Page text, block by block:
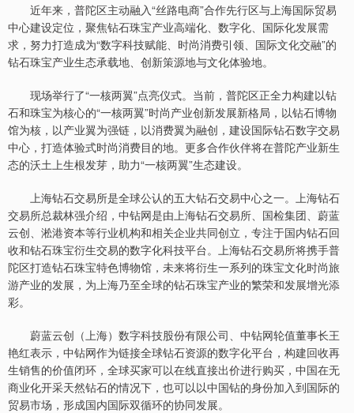
近年来，普陀区主动融入“丝路电商”合作先行区与上海国际贸易
中心建设定位，聚焦钻石珠宝产业高端化、数字化、国际化发展需
求，努力打造成为“数字科技赋能、时尚消费引领、国际文化交融”的
钻石珠宝产业生态承载地、创新策源地与文化体验地。
现场举行了“一核两翼”点亮仪式。当前，普陀区正全力构建以钻
石和珠宝为核心的“一核两翼”时尚产业创新发展新格局，以钻石博物
馆为核，以产业翼为强链，以消费翼为融创，建设国际钻石数字交易
中心，打造体验式时尚消费目的地。更多合作伙伴将在普陀产业新生
态的沃土上生根发芽，助力“一核两翼”生态建设。
上海钻石交易所是全球公认的五大钻石交易中心之一。上海钻石
交易所总裁林强介绍，中钻网是由上海钻石交易所、国检集团、蔚蓝
云创、淞港资本等行业机构和相关企业共同创立，专注于国内钻石回
收和钻石珠宝衍生交易的数字化科技平台。上海钻石交易所将携手普
陀区打造钻石珠宝特色博物馆，未来将衍生一系列的珠宝文化时尚旅
游产业的发展，为上海乃至全球的钻石珠宝产业的繁荣和发展增光添
彩。
蔚蓝云创（上海）数字科技股份有限公司、中钻网轮值董事长王
艳红表示，中钻网作为链接全球钻石资源的数字化平台，构建回收再
生销售的价值闭环，全球买家可以在线直接出价进行购买，中国在无
商业化开采天然钻石的情况下，也可以以中国钻的身份加入到国际的
贸易市场，形成国内国际双循环的协同发展。